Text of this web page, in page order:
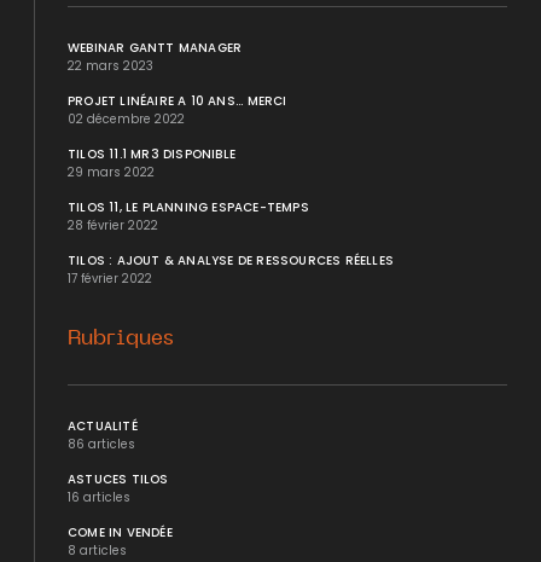
WEBINAR GANTT MANAGER
22 mars 2023
PROJET LINÉAIRE A 10 ANS... MERCI
02 décembre 2022
TILOS 11.1 MR3 DISPONIBLE
29 mars 2022
TILOS 11, LE PLANNING ESPACE-TEMPS
28 février 2022
TILOS : AJOUT & ANALYSE DE RESSOURCES RÉELLES
17 février 2022
Rubriques
ACTUALITÉ
86 articles
ASTUCES TILOS
16 articles
COME IN VENDÉE
8 articles